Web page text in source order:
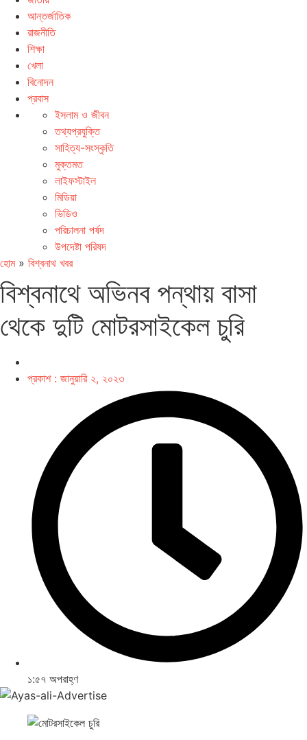
আন্তর্জাতিক
রাজনীতি
শিক্ষা
খেলা
বিনোদন
প্রবাস
ইসলাম ও জীবন
তথ্যপ্রযুক্তি
সাহিত্য-সংস্কৃতি
মুক্তমত
লাইফস্টাইল
মিডিয়া
ভিডিও
পরিচালনা পর্ষদ
উপদেষ্টা পরিষদ
হোম» বিশ্বনাথ খবর
বিশ্বনাথে অভিনব পন্থায় বাসা
থেকে দুটি মোটরসাইকেল চুরি
প্রকাশ : জানুয়ারি ২, ২০২৩
১:৫৭ অপরাহ্ণ